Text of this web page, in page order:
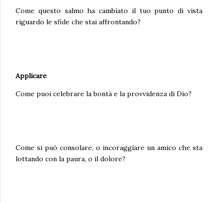
Come questo salmo ha cambiato il tuo punto di vista
riguardo le sfide che stai affrontando?
Applicare
Come puoi celebrare la bontà e la provvidenza di Dio?
Come si può consolare, o incoraggiare un amico che sta
lottando con la paura, o il dolore?